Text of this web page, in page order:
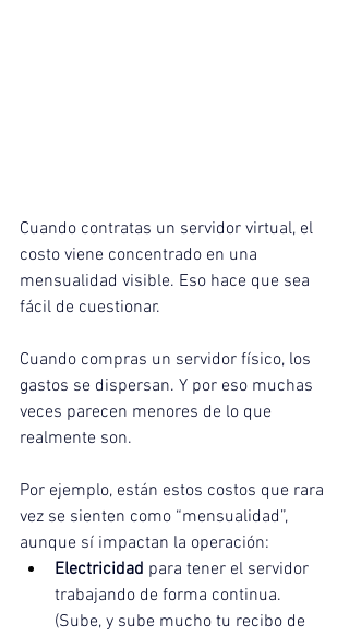
Cuando contratas un servidor virtual, el
costo viene concentrado en una
mensualidad visible. Eso hace que sea
fácil de cuestionar.
Cuando compras un servidor físico, los
gastos se dispersan. Y por eso muchas
veces parecen menores de lo que
realmente son.
Por ejemplo, están estos costos que rara
vez se sienten como “mensualidad”,
aunque sí impactan la operación:
Electricidad para tener el servidor
trabajando de forma continua.
(Sube, y sube mucho tu recibo de